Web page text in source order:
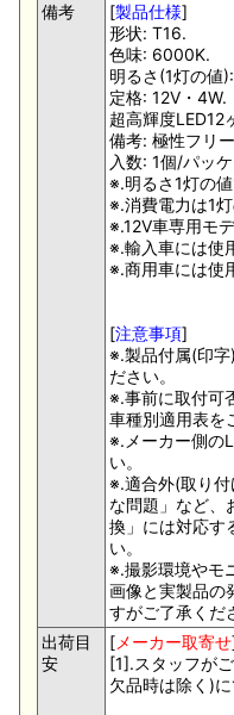
備考
[製品仕様]
形状: T16.
色味: 6000K.
明るさ(1灯の値
定格: 12V・4W.
超高輝度LED12
備考: 極性フリ
入数: 1個/パッ
※.明るさ1灯の値
※.消費電力は1灯
※.12V車専用モデ
※.輸入車には使
※.商用車には使
[注意事項]
※.製品付属(印字
ださい。
※.事前に取付可
車種別適用表を
※.メーカー側の
い。
※.適合外(取り
な問題」など、
換」には対応す
い。
※.撮影環境やモ
画像と実製品の
すがご了承くだ
出荷目
安
[メーカー取寄せ
[1].スタッフが
欠品時は除く)